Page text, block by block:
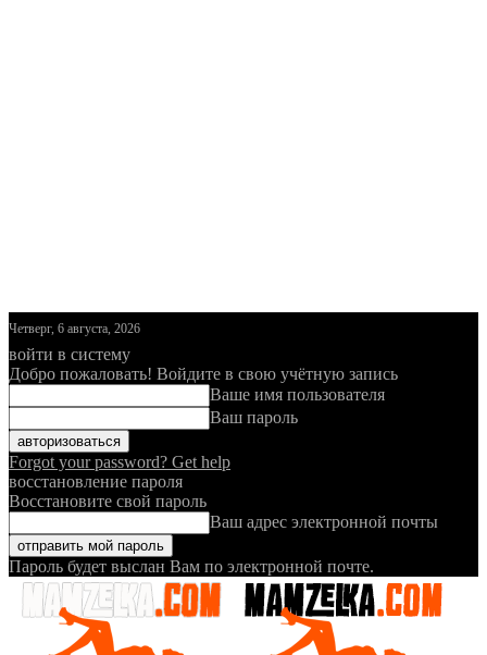
Четверг, 6 августа, 2026
войти в систему
Добро пожаловать! Войдите в свою учётную запись
Ваше имя пользователя
Ваш пароль
Forgot your password? Get help
восстановление пароля
Восстановите свой пароль
Ваш адрес электронной почты
Пароль будет выслан Вам по электронной почте.